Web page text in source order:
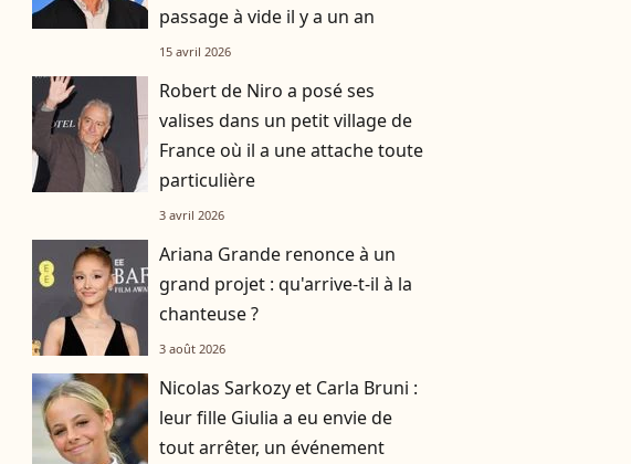
passage à vide il y a un an
15 avril 2026
Robert de Niro a posé ses
valises dans un petit village de
France où il a une attache toute
particulière
3 avril 2026
Ariana Grande renonce à un
grand projet : qu'arrive-t-il à la
chanteuse ?
3 août 2026
Nicolas Sarkozy et Carla Bruni :
leur fille Giulia a eu envie de
tout arrêter, un événement